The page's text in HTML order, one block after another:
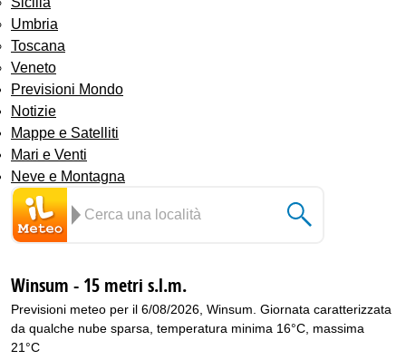
Umbria
Toscana
Veneto
Previsioni Mondo
Notizie
Mappe e Satelliti
Mari e Venti
Neve e Montagna
Winsum - 15 metri s.l.m.
Previsioni meteo per il 6/08/2026, Winsum. Giornata caratterizzata
da qualche nube sparsa, temperatura minima 16°C, massima
21°C